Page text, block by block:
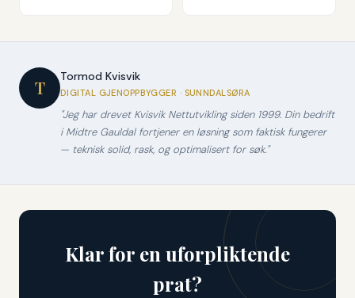
T
Tormod Kvisvik
DIGITAL GJENOPPBYGGER · SUNNDALSØRA
"Jeg har drevet Kvisvik Nettutvikling siden 1999. Din bedrift
i Midtre Gauldal fortjener en løsning som faktisk fungerer
— teknisk solid, rask, og optimalisert for søk."
Klar for en uforpliktende
prat?